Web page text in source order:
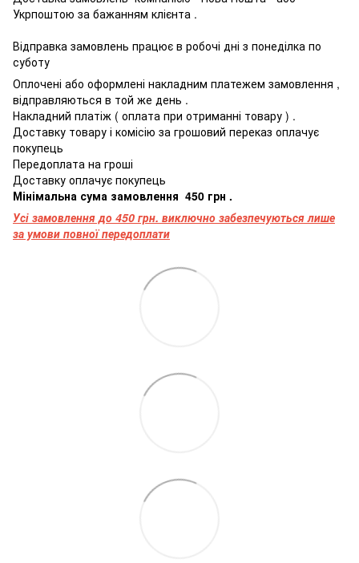
Укрпоштою за бажанням клієнта .
Відправка замовлень працює в робочі дні з понеділка по
суботу
Оплочені або оформлені накладним платежем замовлення ,
відправляються в той же день .
Накладний платіж ( оплата при отриманні товару ) .
Доставку товару і комісію за грошовий переказ оплачує
покупець
Передоплата на гроші
Доставку оплачує покупець
Мінімальна сума замовлення 450 грн .
Усі замовлення до 450 грн. виключно забезпечуються лише
за умови повної передоплати